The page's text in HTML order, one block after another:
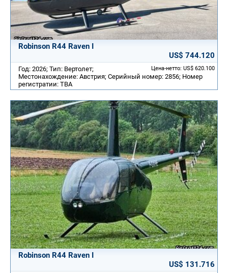
Robinson R44 Raven I
US$ 744.120
Цена-нетто: US$ 620.100
Год: 2026; Тип: Вертолет;
Местонахождение: Австрия; Серийный номер: 2856; Номер
регистратии: TBA
Robinson R44 Raven I
US$ 131.716